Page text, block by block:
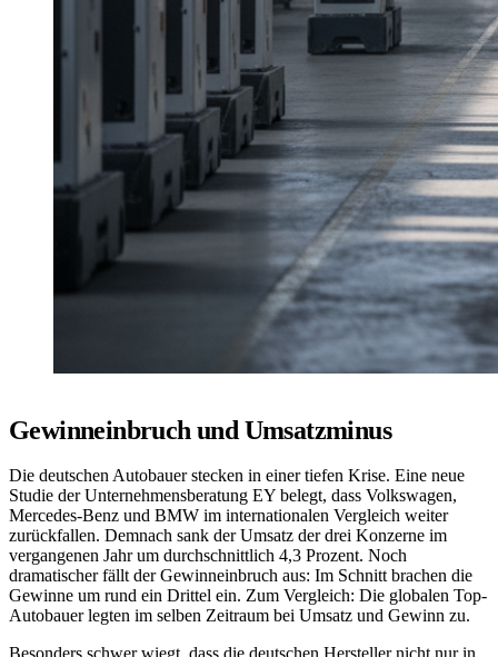
Gewinneinbruch und Umsatzminus
Die deutschen Autobauer stecken in einer tiefen Krise. Eine neue
Studie der Unternehmensberatung EY belegt, dass Volkswagen,
Mercedes-Benz und BMW im internationalen Vergleich weiter
zurückfallen. Demnach sank der Umsatz der drei Konzerne im
vergangenen Jahr um durchschnittlich 4,3 Prozent. Noch
dramatischer fällt der Gewinneinbruch aus: Im Schnitt brachen die
Gewinne um rund ein Drittel ein. Zum Vergleich: Die globalen Top-
Autobauer legten im selben Zeitraum bei Umsatz und Gewinn zu.
Besonders schwer wiegt, dass die deutschen Hersteller nicht nur in